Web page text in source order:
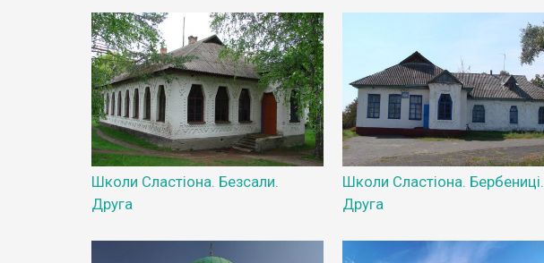
Школи Сластіона. Безсали.
Друга
Школи Сластіона. Бербениці.
Друга